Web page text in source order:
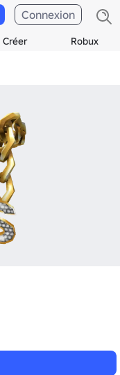
Créer Robux
Connexion